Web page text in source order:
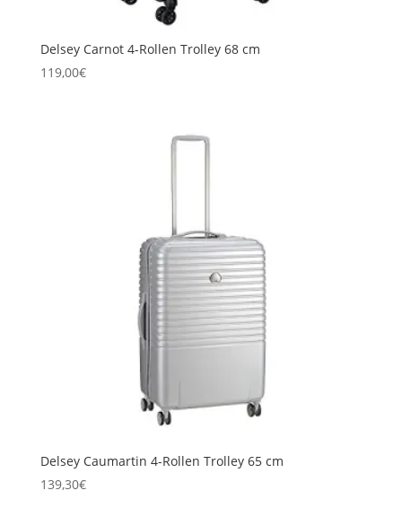
Delsey Carnot 4-Rollen Trolley 68 cm
119,00€
Delsey Caumartin 4-Rollen Trolley 65 cm
139,30€